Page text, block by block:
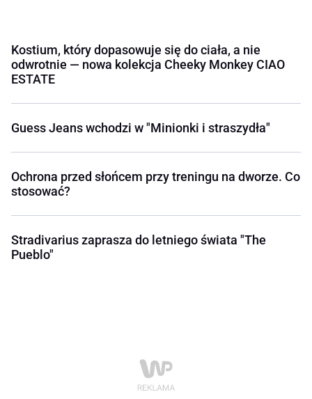
Kostium, który dopasowuje się do ciała, a nie
odwrotnie — nowa kolekcja Cheeky Monkey CIAO
ESTATE
Guess Jeans wchodzi w "Minionki i straszydła"
Ochrona przed słońcem przy treningu na dworze. Co
stosować?
Stradivarius zaprasza do letniego świata "The
Pueblo"